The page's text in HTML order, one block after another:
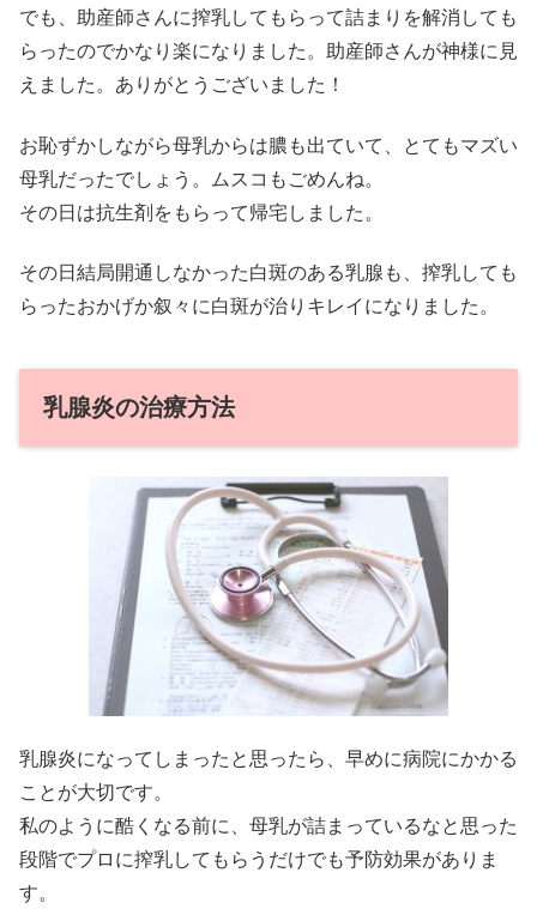
でも、助産師さんに搾乳してもらって詰まりを解消しても
らったのでかなり楽になりました。助産師さんが神様に見
えました。ありがとうございました！
お恥ずかしながら母乳からは膿も出ていて、とてもマズい
母乳だったでしょう。ムスコもごめんね。
その日は抗生剤をもらって帰宅しました。
その日結局開通しなかった白斑のある乳腺も、搾乳しても
らったおかげか叙々に白斑が治りキレイになりました。
乳腺炎の治療方法
乳腺炎になってしまったと思ったら、早めに病院にかかる
ことが大切です。
私のように酷くなる前に、母乳が詰まっているなと思った
段階でプロに搾乳してもらうだけでも予防効果がありま
す。